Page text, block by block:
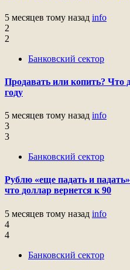
5 месяцев тому назад info
2
2
Банковский сектор
Продавать или копить? Что
году
5 месяцев тому назад info
3
3
Банковский сектор
Рублю «еще падать и
что доллар вернется к 90
5 месяцев тому назад info
4
4
Банковский сектор